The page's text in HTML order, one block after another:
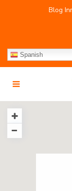
Blog
Spanish